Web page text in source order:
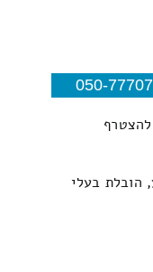
050-
להצטרף
הובלת בעלי